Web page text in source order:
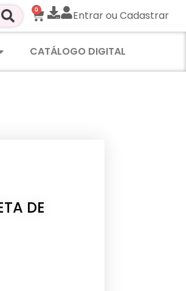
0 Entrar ou Cadastrar
CATÁLOGO DIGITAL
DE